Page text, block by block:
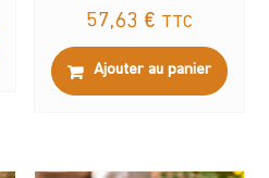
57,63 € TTC
Ajouter au panier